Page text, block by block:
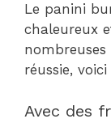
Le panini
chaleureux
réussie,
Avec des